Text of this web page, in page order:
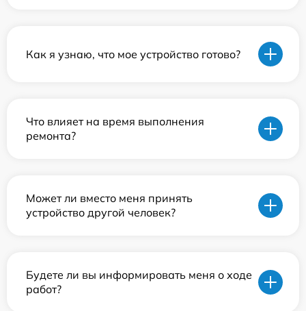
Как я узнаю, что мое устройство готово?
Что влияет на время выполнения
ремонта?
Может ли вместо меня принять
устройство другой человек?
Будете ли вы информировать меня о ходе
работ?